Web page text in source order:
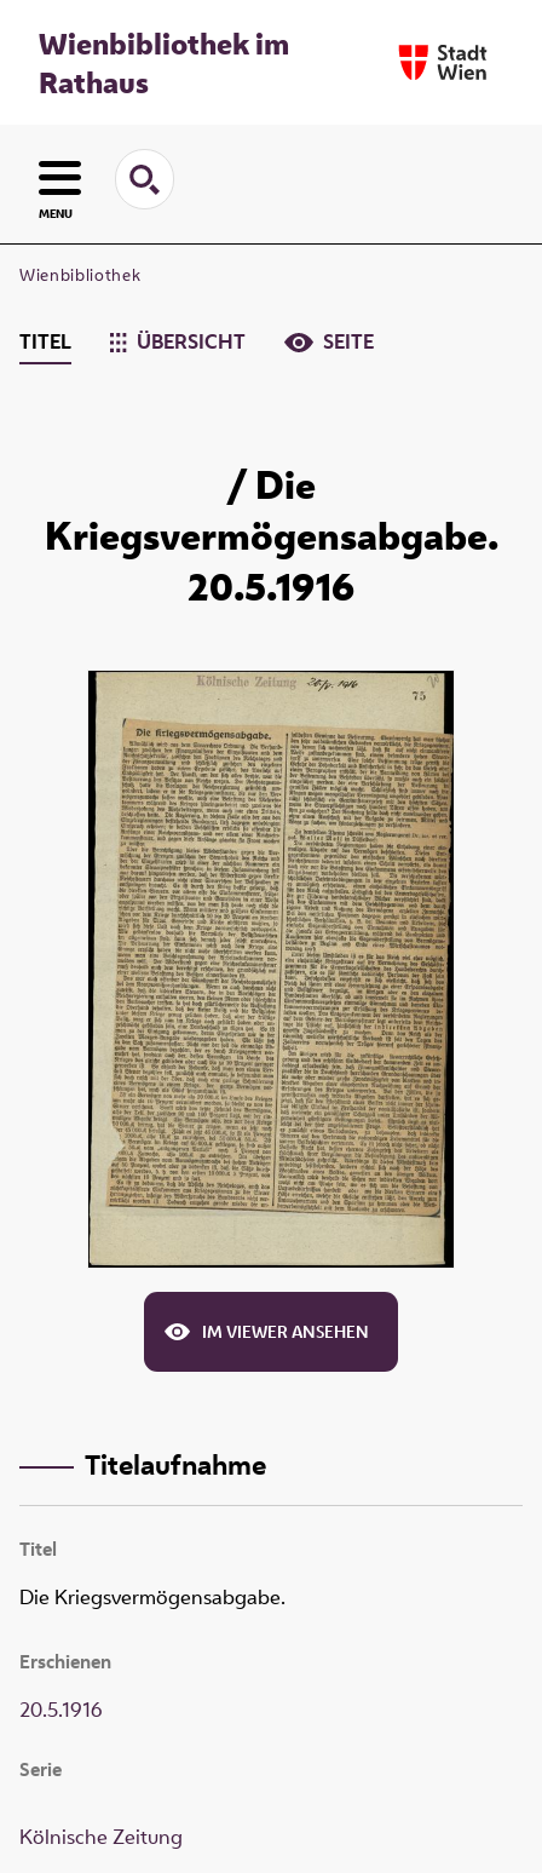
Wienbibliothek im
Rathaus
MENU
Wienbibliothek
TITEL ÜBERSICHT SEITE
/ Die
Kriegsvermögensabgabe.
20.5.1916
IM VIEWER ANSEHEN
Titelaufnahme
Titel
Die Kriegsvermögensabgabe.
Erschienen
20.5.1916
Serie
Kölnische Zeitung